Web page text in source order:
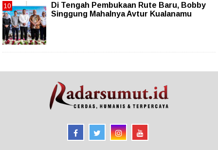
Di Tengah Pembukaan Rute Baru, Bobby
Singgung Mahalnya Avtur Kualanamu